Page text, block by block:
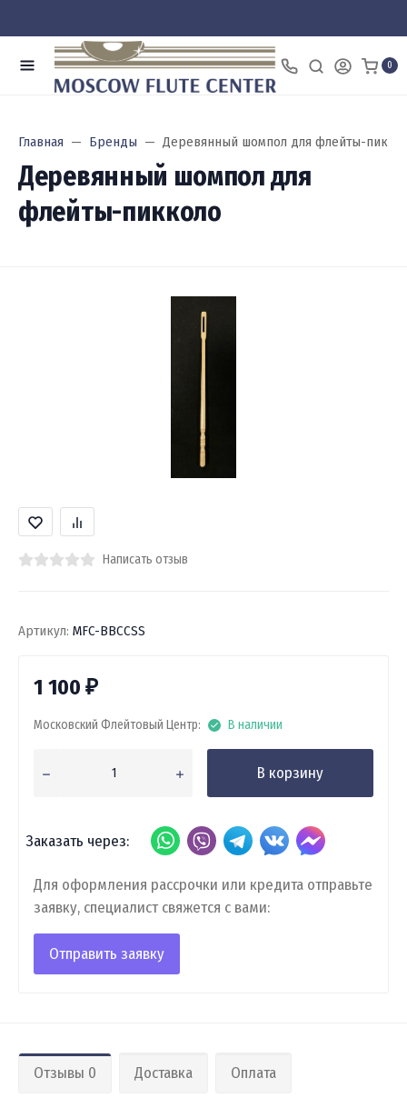
0
Главная Бренды Деревянный шомпол для флейты-
Деревянный шомпол для
флейты-пикколо
Написать отзыв
Артикул: MFC-BBCCSS
1 100 ₽
Московский Флейтовый Центр: В наличии
В корзину
Заказать через:
Для оформления рассрочки или кредита отправьте
заявку, специалист свяжется с вами:
Отправить заявку
Отзывы 0 Доставка Оплата